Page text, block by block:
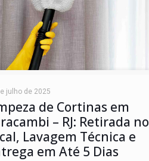
julho de 2025
de Cortinas em
– RJ: Retirada no
Lavagem Técnica e
em Até 5 Dias